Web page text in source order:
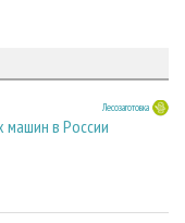
Лесозаготовка
машин в России